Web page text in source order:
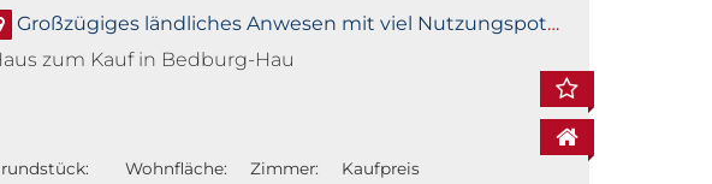
Großzügiges ländliches Anwesen mit viel Nutzungspotential
zum Kauf in Bedburg-Hau
Wohnfläche: Zimmer: Kaufpreis